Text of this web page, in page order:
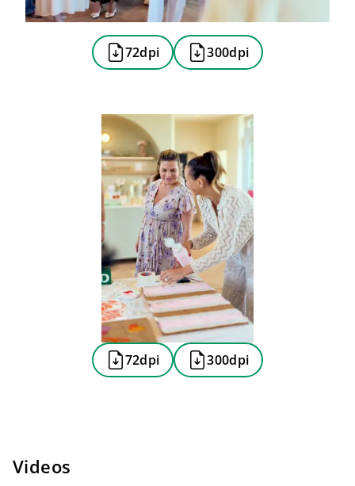
72dpi 300dpi
72dpi 300dpi
Videos